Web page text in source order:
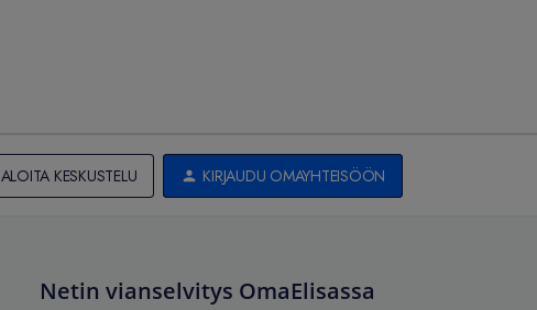
ALOITA KESKUSTELU KIRJAUDU OMAYHTEISÖÖN
Netin vianselvitys OmaElisassa